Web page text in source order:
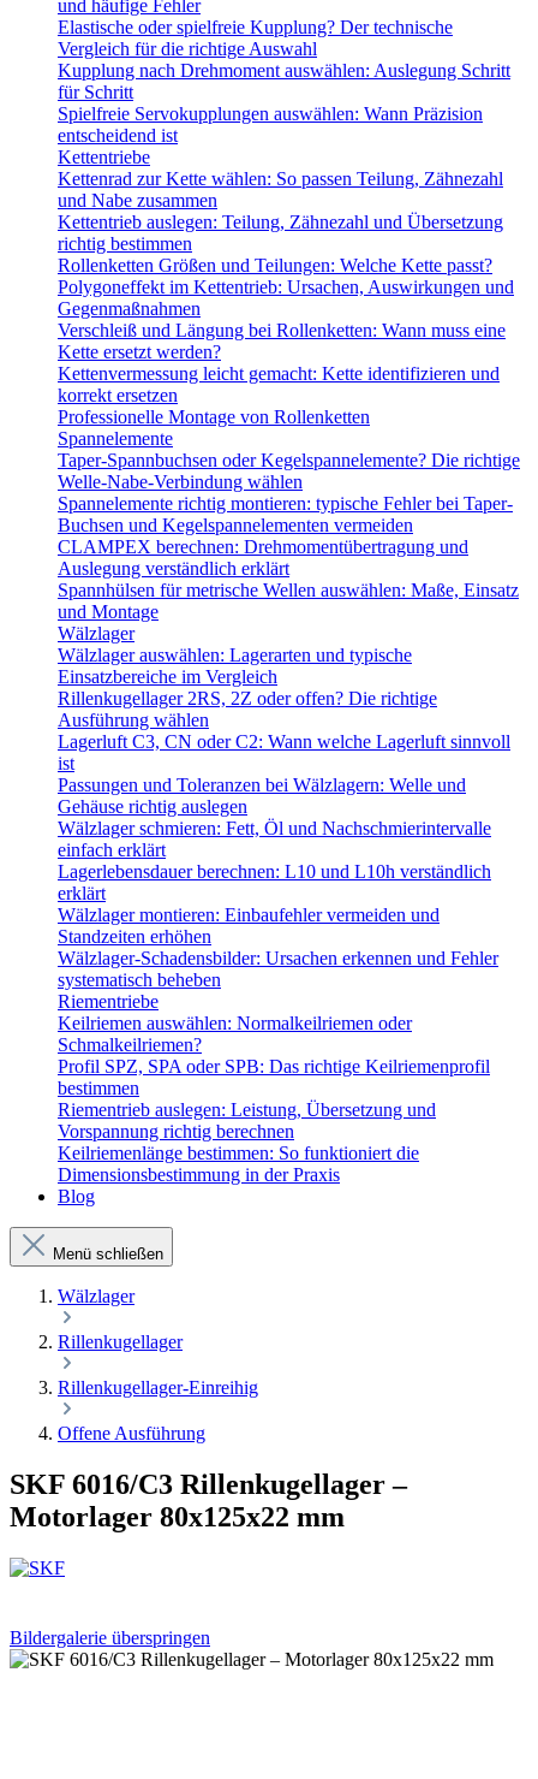
und häufige Fehler
Elastische oder spielfreie Kupplung? Der technische
Vergleich für die richtige Auswahl
Kupplung nach Drehmoment auswählen: Auslegung Schritt
für Schritt
Spielfreie Servokupplungen auswählen: Wann Präzision
entscheidend ist
Kettentriebe
Kettenrad zur Kette wählen: So passen Teilung, Zähnezahl
und Nabe zusammen
Kettentrieb auslegen: Teilung, Zähnezahl und Übersetzung
richtig bestimmen
Rollenketten Größen und Teilungen: Welche Kette passt?
Polygoneffekt im Kettentrieb: Ursachen, Auswirkungen und
Gegenmaßnahmen
Verschleiß und Längung bei Rollenketten: Wann muss eine
Kette ersetzt werden?
Kettenvermessung leicht gemacht: Kette identifizieren und
korrekt ersetzen
Professionelle Montage von Rollenketten
Spannelemente
Taper-Spannbuchsen oder Kegelspannelemente? Die richtige
Welle-Nabe-Verbindung wählen
Spannelemente richtig montieren: typische Fehler bei Taper-
Buchsen und Kegelspannelementen vermeiden
CLAMPEX berechnen: Drehmomentübertragung und
Auslegung verständlich erklärt
Spannhülsen für metrische Wellen auswählen: Maße, Einsatz
und Montage
Wälzlager
Wälzlager auswählen: Lagerarten und typische
Einsatzbereiche im Vergleich
Rillenkugellager 2RS, 2Z oder offen? Die richtige
Ausführung wählen
Lagerluft C3, CN oder C2: Wann welche Lagerluft sinnvoll
ist
Passungen und Toleranzen bei Wälzlagern: Welle und
Gehäuse richtig auslegen
Wälzlager schmieren: Fett, Öl und Nachschmierintervalle
einfach erklärt
Lagerlebensdauer berechnen: L10 und L10h verständlich
erklärt
Wälzlager montieren: Einbaufehler vermeiden und
Standzeiten erhöhen
Wälzlager-Schadensbilder: Ursachen erkennen und Fehler
systematisch beheben
Riementriebe
Keilriemen auswählen: Normalkeilriemen oder
Schmalkeilriemen?
Profil SPZ, SPA oder SPB: Das richtige Keilriemenprofil
bestimmen
Riementrieb auslegen: Leistung, Übersetzung und
Vorspannung richtig berechnen
Keilriemenlänge bestimmen: So funktioniert die
Dimensionsbestimmung in der Praxis
Blog
Menü schließen
Wälzlager
Rillenkugellager
Rillenkugellager-Einreihig
Offene Ausführung
SKF 6016/C3 Rillenkugellager –
Motorlager 80x125x22 mm
Bildergalerie überspringen